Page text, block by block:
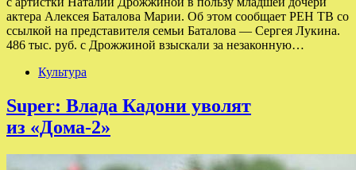
актера Алексея Баталова Марии. Об этом сообщает РЕН ТВ со
ссылкой на представителя семьи Баталова — Сергея Лукина.
486 тыс. руб. с Дрожжиной взыскали за незаконную…
Культура
Super: Влада Кадони уволят
из «Дома-2»